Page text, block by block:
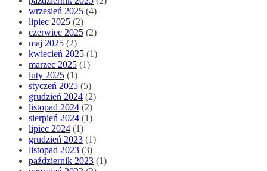
wrzesień 2025 (4)
lipiec 2025 (2)
czerwiec 2025 (2)
maj 2025 (2)
kwiecień 2025 (1)
marzec 2025 (1)
luty 2025 (1)
styczeń 2025 (5)
grudzień 2024 (2)
listopad 2024 (2)
sierpień 2024 (1)
lipiec 2024 (1)
grudzień 2023 (1)
listopad 2023 (3)
październik 2023 (1)